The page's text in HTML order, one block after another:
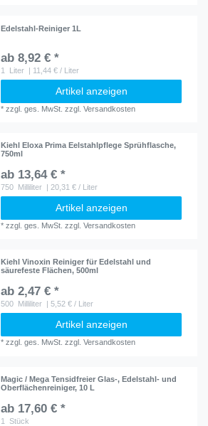
Edelstahl-Reiniger 1L
ab 8,92 € *
1 Liter | 11,44 € / Liter
Artikel anzeigen
*zzgl. ges. MwSt. zzgl.Versandkosten
Kiehl Eloxa Prima Eelstahlpflege Sprühflasche,
750ml
ab 13,64 € *
750 Milliliter | 20,31 € / Liter
Artikel anzeigen
*zzgl. ges. MwSt. zzgl.Versandkosten
Kiehl Vinoxin Reiniger für Edelstahl und
säurefeste Flächen, 500ml
ab 2,47 € *
500 Milliliter | 5,52 € / Liter
Artikel anzeigen
*zzgl. ges. MwSt. zzgl.Versandkosten
Magic / Mega Tensidfreier Glas-, Edelstahl- und
Oberflächenreiniger, 10 L
ab 17,60 € *
1 Stück